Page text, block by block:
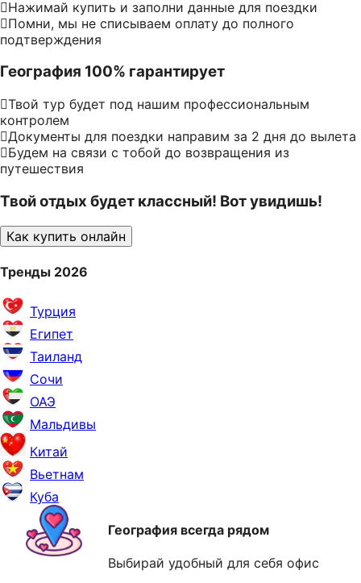
Нажимай купить и заполни данные для поездки
Помни, мы не списываем оплату до полного
подтверждения
География 100% гарантирует
Твой тур будет под нашим профессиональным
контролем
Документы для поездки направим за 2 дня до вылета
Будем на связи с тобой до возвращения из
путешествия
Твой отдых будет классный! Вот увидишь!
Как купить онлайн
Тренды 2026
Турция
Египет
Таиланд
Сочи
ОАЭ
Мальдивы
Китай
Вьетнам
Куба
География всегда рядом
Выбирай удобный для себя офис